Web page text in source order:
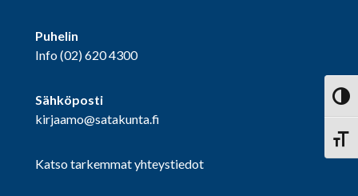
Puhelin
Info(02) 620 4300
Sähköposti
kirjaamo@satakunta.fi
Katso tarkemmat yhteystiedot